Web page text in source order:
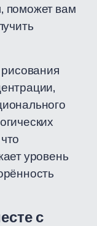
поможет вам
уровень
с